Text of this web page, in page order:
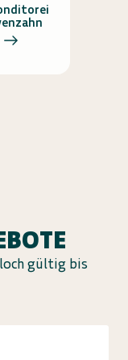
gültig bis